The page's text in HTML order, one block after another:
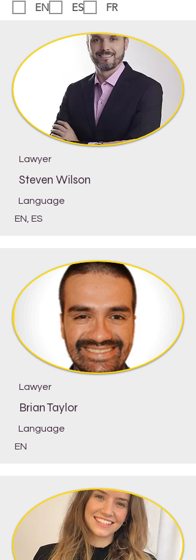
EN
ES FR
Lawyer
Steven Wilson
Language
EN, ES
Lawyer
Brian Taylor
Language
EN